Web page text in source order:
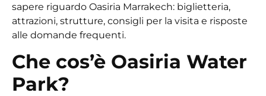
sapere riguardo Oasiria Marrakech: biglietteria,
attrazioni, strutture, consigli per la visita e risposte
alle domande frequenti.
Che cos’è Oasiria Water
Park?